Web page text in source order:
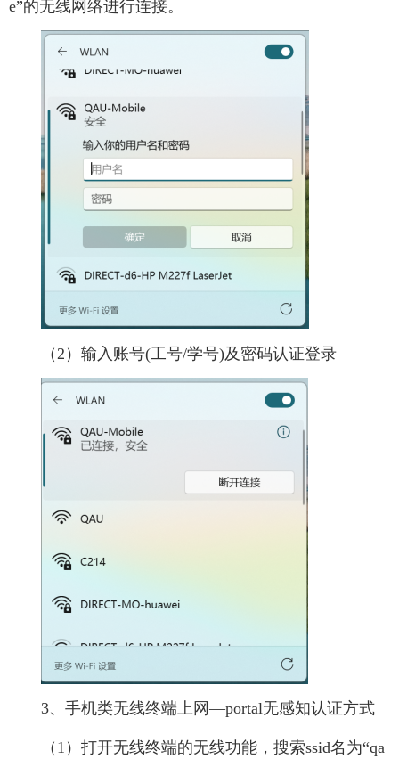
e”的无线网络进行连接。
（2）输入账号(工号/学号)及密码认证登录
3、手机类无线终端上网—portal无感知认证方式
（1）打开无线终端的无线功能，搜索ssid名为“qa